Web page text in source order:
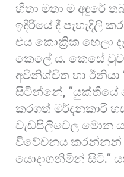
හිතා මතා ම අඳුරේ
ඉදිරියේ දී පැහැදිලි
එය කොක්‍රික හෙලා
කෙලේ ය. කෙසේ
අවිනිශ්චිත හා ඊනියා
සිටින්නේ, “යුක්තියේ
කරගත් මර්දනකාරී
වැඩපිලිවෙල මොන
විවේචනය කරන්නන්
යොදාගනිමින් සිටී.“